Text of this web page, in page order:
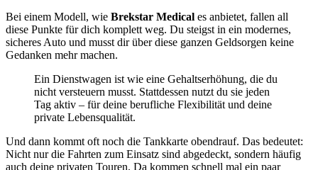
Bei einem Modell, wie Brekstar Medical es anbietet, fallen all
diese Punkte für dich komplett weg. Du steigst in ein modernes,
sicheres Auto und musst dir über diese ganzen Geldsorgen keine
Gedanken mehr machen.
Ein Dienstwagen ist wie eine Gehaltserhöhung, die du
nicht versteuern musst. Stattdessen nutzt du sie jeden
Tag aktiv – für deine berufliche Flexibilität und deine
private Lebensqualität.
Und dann kommt oft noch die Tankkarte obendrauf. Das bedeutet:
Nicht nur die Fahrten zum Einsatz sind abgedeckt, sondern häufig
auch deine privaten Touren. Da kommen schnell mal ein paar